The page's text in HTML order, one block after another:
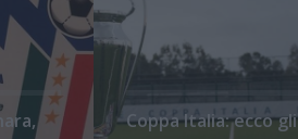
Coppa Italia: ecco gli